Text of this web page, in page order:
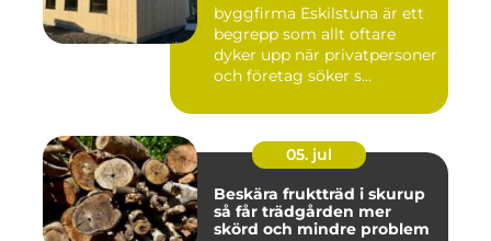
byggfirma Eskilstuna är ett
begrepp som allt oftare
dyker upp när privatpersoner
och företag söker s...
05. jul
Beskära fruktträd i skurup
så får trädgården mer
skörd och mindre problem